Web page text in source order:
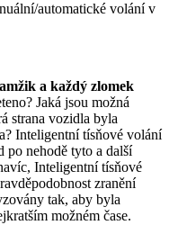
automatické volání v
a každý zlomek
Jaká jsou možná
strana vozidla byla
Inteligentní tísňové volání
po nehodě tyto a další
Inteligentní tísňové
zranění
tak, aby byla
možném čase.